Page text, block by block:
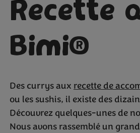
Recette
Bimi®
Des currys aux recette de
ou les sushis, il existe des
Découvrez quelques-unes de
Nous avons rassemblé un